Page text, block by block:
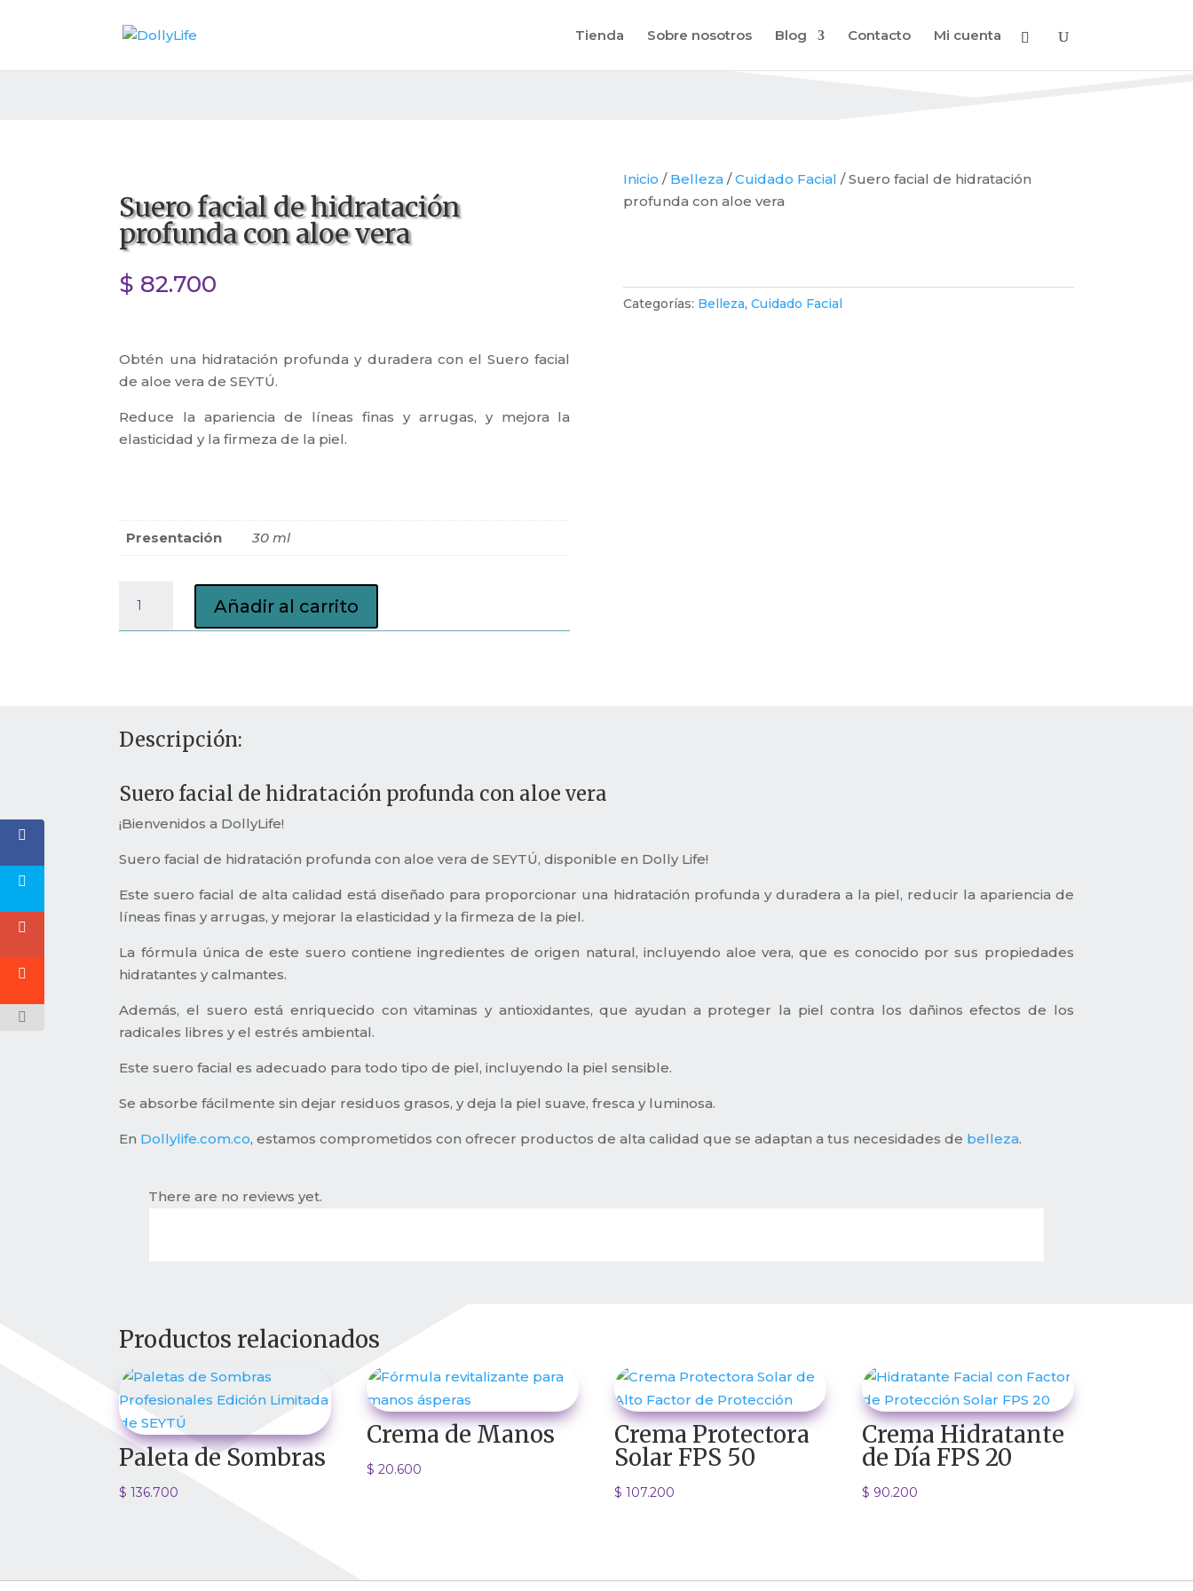
Tienda Sobre nosotros Blog Contacto Mi cuenta
Suero facial de hidratación
profunda con aloe vera
$ 82.700
Obtén una hidratación profunda y duradera con el Suero facial
de aloe vera de SEYTÚ.
Reduce la apariencia de líneas finas y arrugas, y mejora la
elasticidad y la firmeza de la piel.
Presentación 30 ml
facial
de
vera
Añadir al carrito
Inicio / Belleza/Cuidado Facial / Suero facial de hidratación
profunda con aloe vera
Categorías: Belleza, Cuidado Facial
Descripción:
Suero facial de hidratación profunda con aloe vera
¡Bienvenidos a DollyLife!
Suero facial de hidratación profunda con aloe vera de SEYTÚ, disponible en Dolly Life!
Este suero facial de alta calidad está diseñado para proporcionar una hidratación profunda y duradera a la piel, reducir la apariencia de
líneas finas y arrugas, y mejorar la elasticidad y la firmeza de la piel.
La fórmula única de este suero contiene ingredientes de origen natural, incluyendo aloe vera, que es conocido por sus propiedades
hidratantes y calmantes.
Además, el suero está enriquecido con vitaminas y antioxidantes, que ayudan a proteger la piel contra los dañinos efectos de los
radicales libres y el estrés ambiental.
Este suero facial es adecuado para todo tipo de piel, incluyendo la piel sensible.
Se absorbe fácilmente sin dejar residuos grasos, y deja la piel suave, fresca y luminosa.
En Dollylife.com.co, estamos comprometidos con ofrecer productos de alta calidad que se adaptan a tus necesidades de belleza.
There are no reviews yet.
Productos relacionados
Paleta de Sombras
$ 136.700
Crema de Manos
$ 20.600
Crema Protectora
Solar FPS 50
$ 107.200
Crema Hidratante
de Día FPS 20
$ 90.200